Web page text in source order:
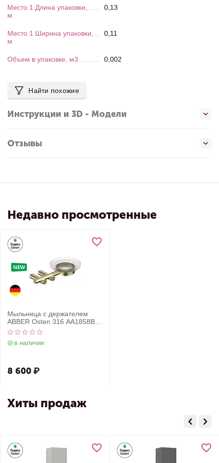
Место 1 Длина упаковки,
м
0,13
Место 1 Ширина упаковки,
м
0,11
Объем в упаковке, м3 0,002
Найти похожие
Инструкции и 3D - Модели
Отзывы
Недавно просмотренные
Мыльница с держателем
ABBER Osten 316 AA1858BG
золото брашированное
в наличии
8 600₽
Хиты продаж